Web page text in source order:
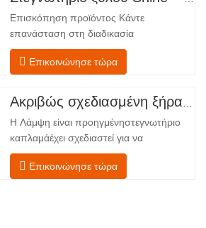
εκφόρτωση. Τμήμα Τροφοδοσίας –
Εξοπλισμένο με έναν μεταφορέα
τροφοδοσίας και έναν μηχανισμό…
Επισκόπηση προϊόντος Κάντε
επανάσταση στη διαδικασία
στεγνώματος του καπλαμά σας με την
προηγμένη τεχνολογία Shenghuai Ο
καπλαμά αντιπροσωπεύει μια σημαντική
ανακάλυψη καπλαμάς ξύλουτεχνολογία
επεξεργασίας. Σχεδιασμένο για
κατασκευαστές κόντρα πλακέ,
εργοστάσια καπλαμά…
Επικοινώνησε τώρα
Η Λάμψη είναι προηγμένηστεγνωτήριο
καπλαμάέχει σχεδιαστεί για να
αντιμετωπίζει τις πιο συνηθισμένες
προκλήσεις σεστέγνωμα καπλαμά:
Επικοινώνησε τώρα